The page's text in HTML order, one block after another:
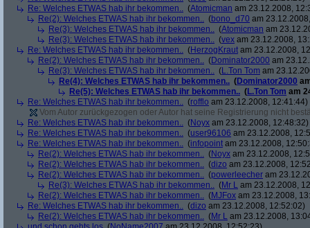
Re: Welches ETWAS hab ihr bekommen.. (Atomicman am 23.12.2008,
Re(2): Welches ETWAS hab ihr bekommen.. (bono_d70 am
Re(3): Welches ETWAS hab ihr bekommen.. (Atomicman am
Re(3): Welches ETWAS hab ihr bekommen.. (vex am 23.12.2008,
Re: Welches ETWAS hab ihr bekommen.. (HerzogKraut am 23.12.2008,
Re(2): Welches ETWAS hab ihr bekommen.. (Dominator2000 am
Re(3): Welches ETWAS hab ihr bekommen.. (L.Ton Tom am
Re(4): Welches ETWAS hab ihr bekommen.. (Dominator2000
Re(5): Welches ETWAS hab ihr bekommen.. (L.Ton Tom am
Re: Welches ETWAS hab ihr bekommen.. (rofflo am 23.12.2008, 12:41:44)
Vom Autor zurückgezogen oder Autor hat seine Registrierung nicht
Re: Welches ETWAS hab ihr bekommen.. (Noyx am 23.12.2008, 12:48:32)
Re: Welches ETWAS hab ihr bekommen.. (user96106 am 23.12.2008,
Re: Welches ETWAS hab ihr bekommen.. (infopoint am 23.12.2008,
Re(2): Welches ETWAS hab ihr bekommen.. (Noyx am 23.12.2008,
Re(2): Welches ETWAS hab ihr bekommen.. (dizo am 23.12.2008,
Re(2): Welches ETWAS hab ihr bekommen.. (powerleecher am
Re(3): Welches ETWAS hab ihr bekommen.. (Mr L am 23.12.2008,
Re(2): Welches ETWAS hab ihr bekommen.. (MJFox am 23.12.2008,
Re: Welches ETWAS hab ihr bekommen.. (dizo am 23.12.2008, 12:52:02)
Re(2): Welches ETWAS hab ihr bekommen.. (Mr L am 23.12.2008,